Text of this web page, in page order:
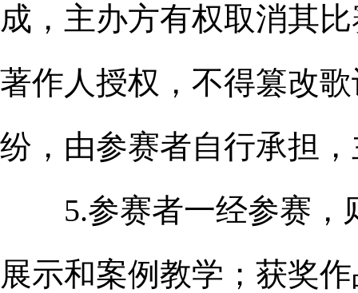
成，主办方有权取消其
著作人授权，不得篡改
纷，由参赛者自行承担
5.参赛者一经参赛，
展示和案例教学；获奖